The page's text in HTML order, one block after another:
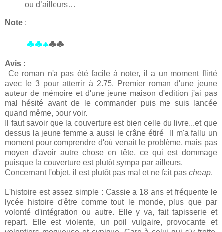
ou d’ailleurs…
Note :
♣♣♣♣♣
Avis :
Ce roman n'a pas été facile à noter, il a un moment flirté
avec le 3 pour atterrir à 2.75. Premier roman d'une jeune
auteur de mémoire et d'une jeune maison d'édition j'ai pas
mal hésité avant de le commander puis me suis lancée
quand même, pour voir.
Il faut savoir que la couverture est bien celle du livre...et que
dessus la jeune femme a aussi le crâne étiré ! Il m'a fallu un
moment pour comprendre d'où venait le problème, mais pas
moyen d'avoir autre chose en tête, ce qui est dommage
puisque la couverture est plutôt sympa par ailleurs.
Concernant l'objet, il est plutôt pas mal et ne fait pas cheap.
L'histoire est assez simple : Cassie a 18 ans et fréquente le
lycée histoire d'être comme tout le monde, plus que par
volonté d'intégration ou autre. Elle y va, fait tapisserie et
repart. Elle est violente, un poil vulgaire, provocante et